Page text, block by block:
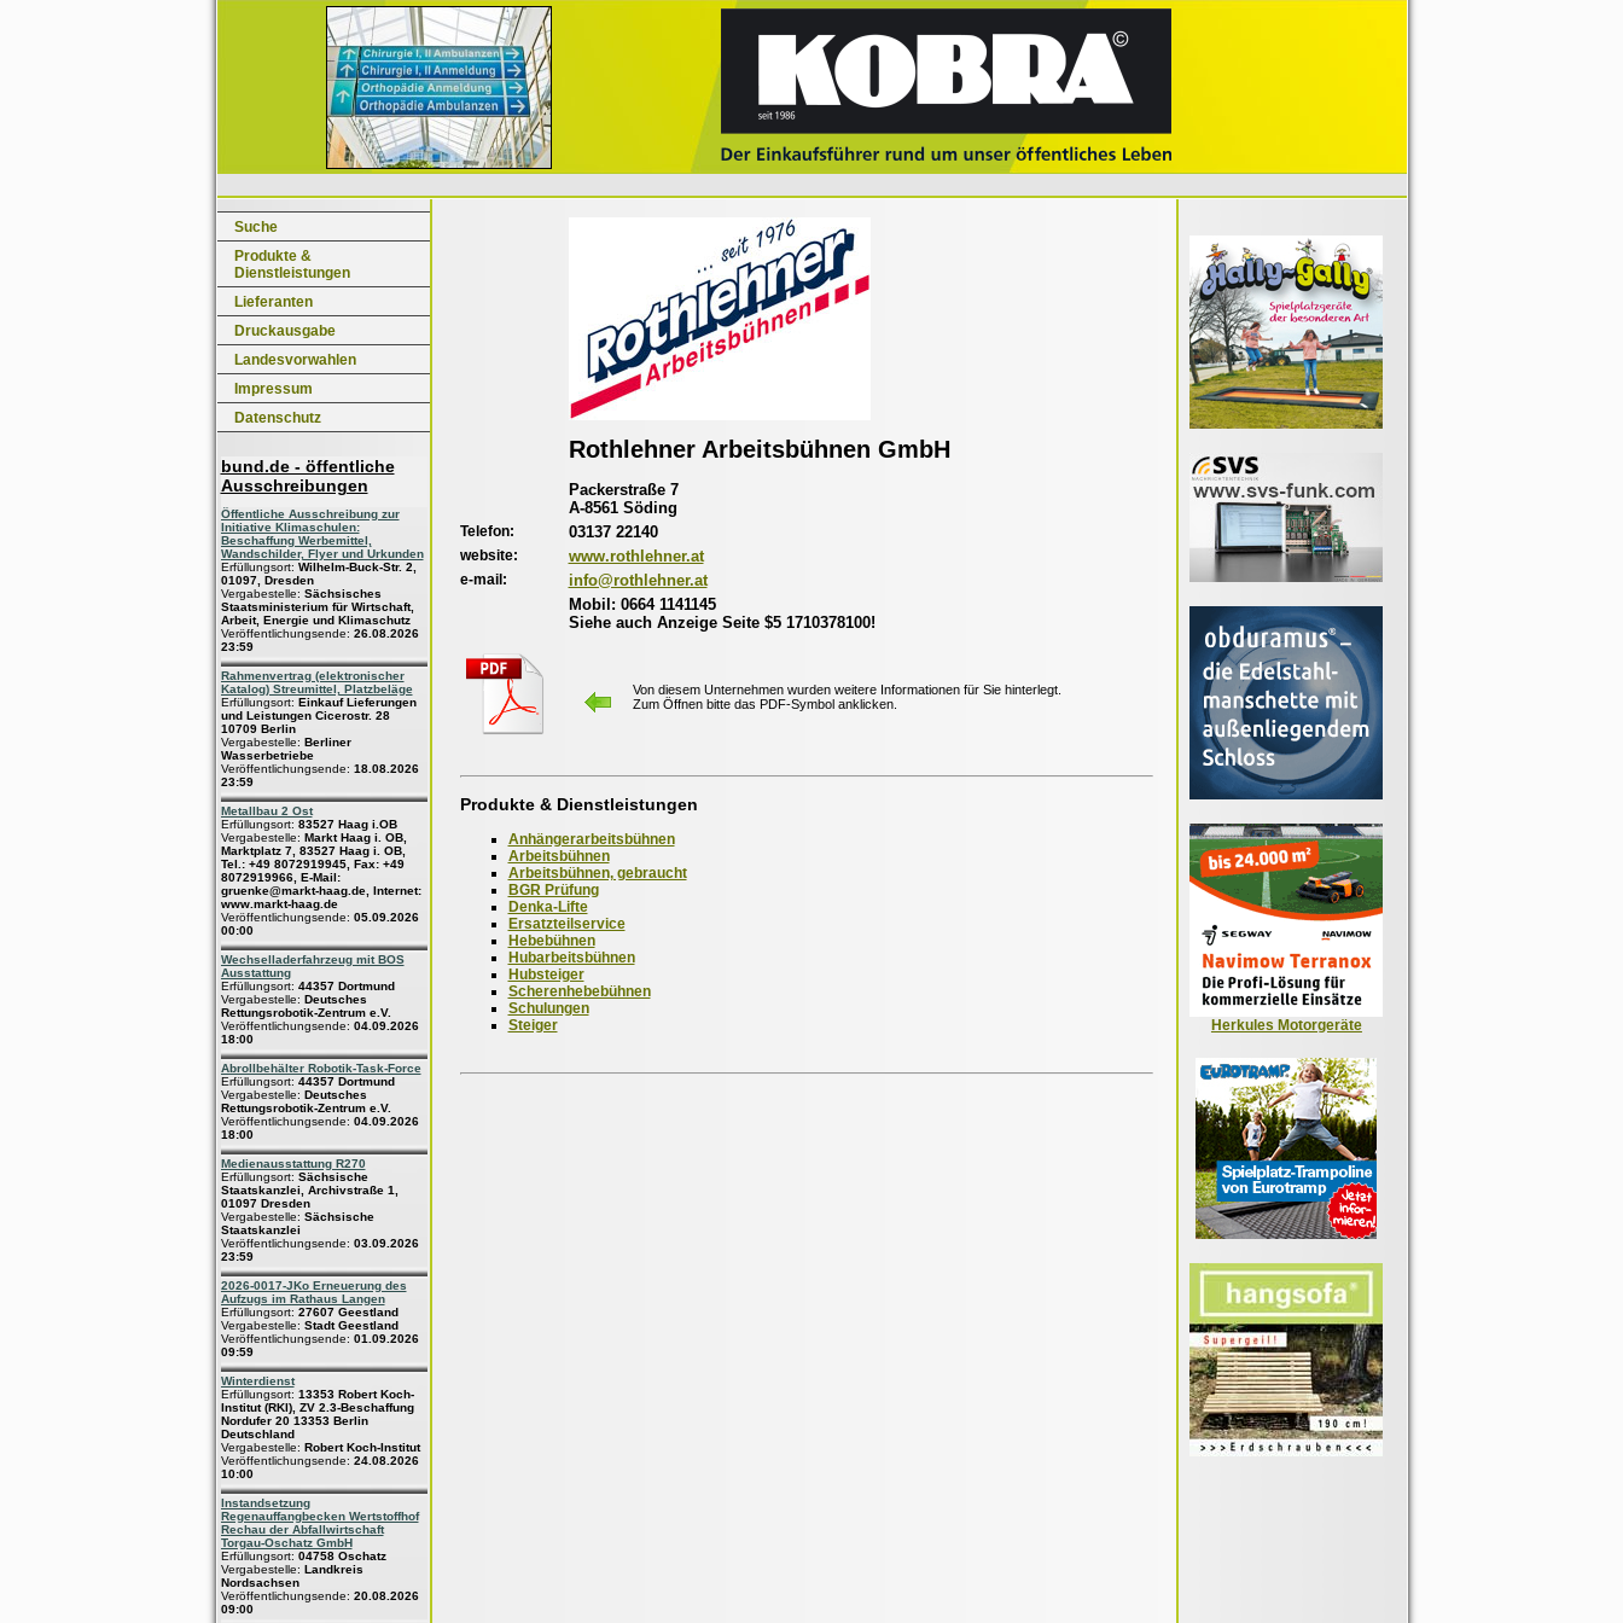
Suche
Produkte &
Dienstleistungen
Lieferanten
Druckausgabe
Landesvorwahlen
Impressum
Datenschutz
bund.de - öffentliche
Ausschreibungen
Öffentliche Ausschreibung zur
Initiative Klimaschulen:
Beschaffung Werbemittel,
Wandschilder, Flyer und Urkunden
Erfüllungsort: Wilhelm-Buck-Str. 2,
01097, Dresden
Vergabestelle: Sächsisches
Staatsministerium für Wirtschaft,
Arbeit, Energie und Klimaschutz
Veröffentlichungsende: 26.08.2026
23:59
Rahmenvertrag (elektronischer
Katalog) Streumittel, Platzbeläge
Erfüllungsort: Einkauf Lieferungen
und Leistungen Cicerostr. 28
10709 Berlin
Vergabestelle: Berliner
Wasserbetriebe
Veröffentlichungsende: 18.08.2026
23:59
Metallbau 2 Ost
Erfüllungsort: 83527 Haag i.OB
Vergabestelle: Markt Haag i. OB,
Marktplatz 7, 83527 Haag i. OB,
Tel.: +49 8072919945, Fax: +49
8072919966, E-Mail:
gruenke@markt-haag.de, Internet:
www.markt-haag.de
Veröffentlichungsende: 05.09.2026
00:00
Wechselladerfahrzeug mit BOS
Ausstattung
Erfüllungsort: 44357 Dortmund
Vergabestelle: Deutsches
Rettungsrobotik-Zentrum e.V.
Veröffentlichungsende: 04.09.2026
18:00
Abrollbehälter Robotik-Task-Force
Erfüllungsort: 44357 Dortmund
Vergabestelle: Deutsches
Rettungsrobotik-Zentrum e.V.
Veröffentlichungsende: 04.09.2026
18:00
Medienausstattung R270
Erfüllungsort: Sächsische
Staatskanzlei, Archivstraße 1,
01097 Dresden
Vergabestelle: Sächsische
Staatskanzlei
Veröffentlichungsende: 03.09.2026
23:59
2026-0017-JKo Erneuerung des
Aufzugs im Rathaus Langen
Erfüllungsort: 27607 Geestland
Vergabestelle: Stadt Geestland
Veröffentlichungsende: 01.09.2026
09:59
Winterdienst
Erfüllungsort: 13353 Robert Koch-
Institut (RKI), ZV 2.3-Beschaffung
Nordufer 20 13353 Berlin
Deutschland
Vergabestelle: Robert Koch-Institut
Veröffentlichungsende: 24.08.2026
10:00
Instandsetzung
Regenauffangbecken Wertstoffhof
Rechau der Abfallwirtschaft
Torgau-Oschatz GmbH
Erfüllungsort: 04758 Oschatz
Vergabestelle: Landkreis
Nordsachsen
Veröffentlichungsende: 20.08.2026
09:00
Rothlehner Arbeitsbühnen GmbH
Packerstraße 7
A-8561 Söding
Telefon: 03137 22140
website: www.rothlehner.at
e-mail:
info@rothlehner.at
Mobil: 0664 1141145
Siehe auch Anzeige Seite $5 1710378100!
Von diesem Unternehmen wurden weitere Informationen für Sie hinterlegt.
Zum Öffnen bitte das PDF-Symbol anklicken.
Produkte & Dienstleistungen
Anhängerarbeitsbühnen
Arbeitsbühnen
Arbeitsbühnen, gebraucht
BGR Prüfung
Denka-Lifte
Ersatzteilservice
Hebebühnen
Hubarbeitsbühnen
Hubsteiger
Scherenhebebühnen
Schulungen
Steiger
Herkules Motorgeräte